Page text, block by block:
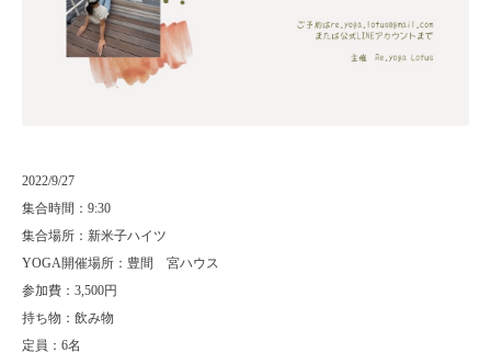
2022/9/27
集合時間：9:30
集合場所：新米子ハイツ
YOGA開催場所：豊間 宮ハウス
参加費：3,500円
持ち物：飲み物
定員：6名